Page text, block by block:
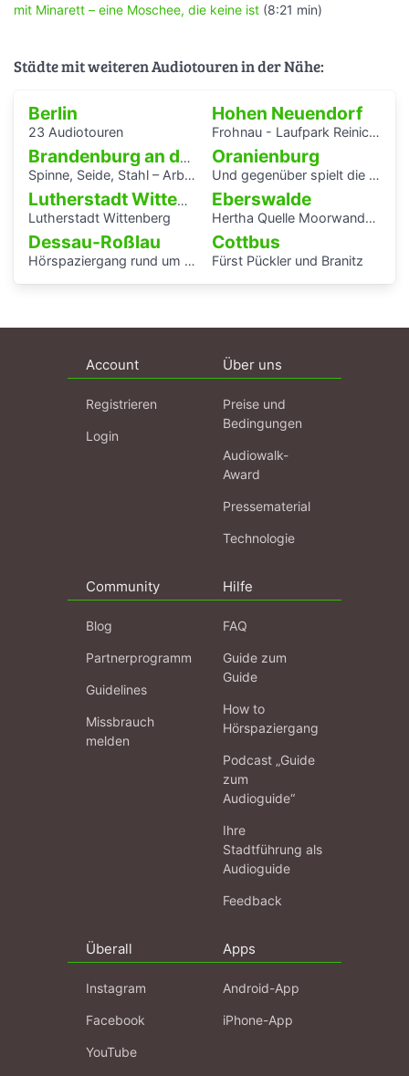
mit Minarett – eine Moschee, die keine ist (8:21 min)
Städte mit weiteren Audiotouren in der Nähe:
Berlin
23 Audiotouren
Hohen Neuendorf
Frohnau - Laufpark Reinickendorf
Brandenburg an der Havel
Spinne, Seide, Stahl – Arbeit und Kunst in Brandenburg.
Oranienburg
Und gegenüber spielt die Blaskapelle
Lutherstadt Wittenberg
Lutherstadt Wittenberg
Eberswalde
Hertha Quelle Moorwanderung
Dessau-Roßlau
Hörspaziergang rund um die Laubenganghäuser der Bauhaussiedlung Törten
Cottbus
Fürst Pückler und Branitz
Account
Registrieren
Login
Über uns
Preise und
Bedingungen
Audiowalk-
Award
Pressematerial
Technologie
Community
Blog
Partnerprogramm
Guidelines
Missbrauch
melden
Hilfe
FAQ
Guide zum
Guide
How to
Hörspaziergang
Podcast „Guide
zum
Audioguide“
Ihre
Stadtführung als
Audioguide
Feedback
Überall
Instagram
Facebook
YouTube
Apps
Android-App
iPhone-App